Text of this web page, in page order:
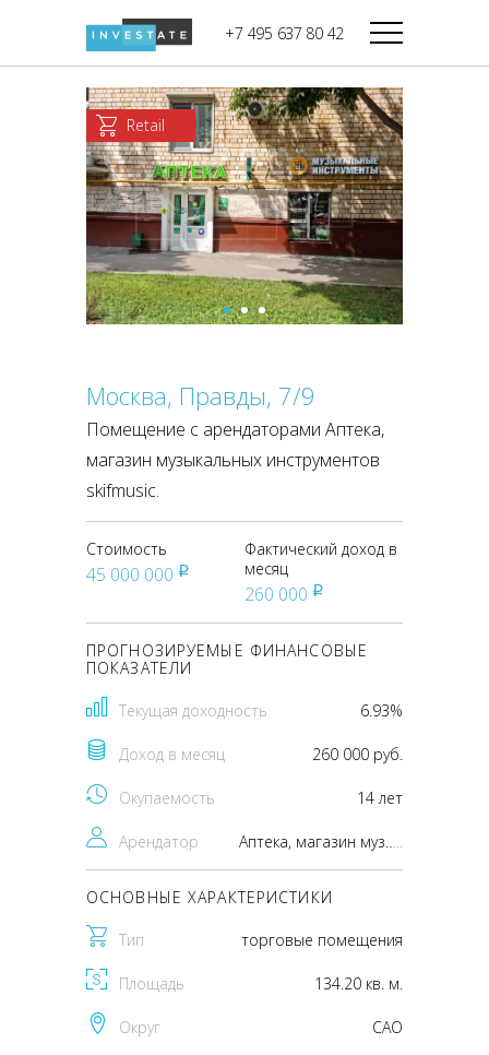
+7 495 637 80 42
Дикси
Верный
Мираторг
Магнолия
В башне
Башня Федерация-II
Запад
Башня Федерация-I
Восток
Город Столиц,
Северный блок
Город Столиц,
Южный блок
Retail
Москва, Правды, 7/9
Помещение с арендаторами Аптека,
магазин музыкальных инструментов
skifmusic.
Стоимость
45 000 000 pуб
Фактический доход в
месяц
260 000 pуб
ПРОГНОЗИРУЕМЫЕ ФИНАНСОВЫЕ
ПОКАЗАТЕЛИ
Текущая доходность 6.93%
Доход в месяц 260 000 руб.
Окупаемость 14 лет
Арендатор Аптека, магазин музыкальных инструментов skifmusic....
ОСНОВНЫЕ ХАРАКТЕРИСТИКИ
Тип торговые помещения
Площадь 134.20 кв. м.
Округ CАО